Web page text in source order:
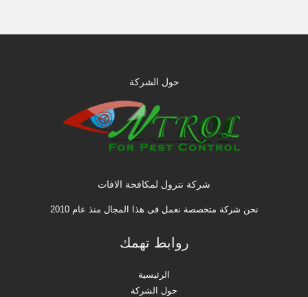
حول الشركة
شركة نترول لمكافحة الافات
نحن شركة متخصصة نعمل فى هذا المجال منذ عام 2010
روابط تهمك
الرئيسية
حول الشركة